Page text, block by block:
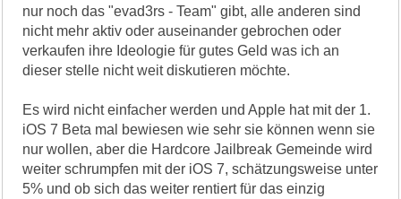
nur noch das "evad3rs - Team" gibt, alle anderen sind
nicht mehr aktiv oder auseinander gebrochen oder
verkaufen ihre Ideologie für gutes Geld was ich an
dieser stelle nicht weit diskutieren möchte.
Es wird nicht einfacher werden und Apple hat mit der 1.
iOS 7 Beta mal bewiesen wie sehr sie können wenn sie
nur wollen, aber die Hardcore Jailbreak Gemeinde wird
weiter schrumpfen mit der iOS 7, schätzungsweise unter
5% und ob sich das weiter rentiert für das einzig